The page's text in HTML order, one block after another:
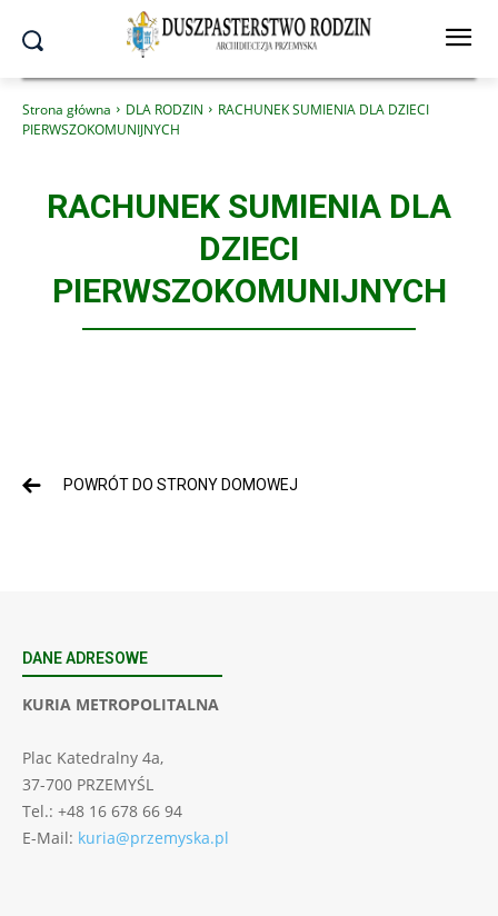
Strona główna DLA RODZIN
RACHUNEK SUMIENIA DLA DZIECI
PIERWSZOKOMUNIJNYCH
RACHUNEK SUMIENIA DLA
DZIECI
PIERWSZOKOMUNIJNYCH
POWRÓT DO STRONY DOMOWEJ
DANE ADRESOWE
KURIA METROPOLITALNA
Plac Katedralny 4a,
37-700 PRZEMYŚL
Tel.: +48 16 678 66 94
E-Mail: kuria@przemyska.pl